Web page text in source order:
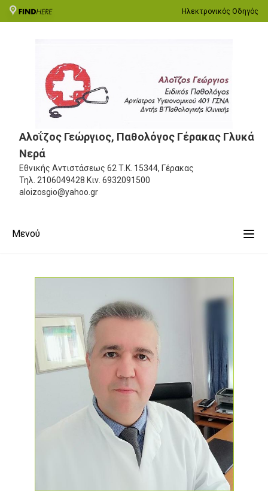
Ηλεκτρονικός Οδηγός
Αλοΐζος Γεώργιος, Παθολόγος Γέρακας Γλυκά
Νερά
Εθνικής Αντιστάσεως 62 Τ.Κ. 15344, Γέρακας
Τηλ. 2106049428 Κιν. 6932091500
aloizosgio@yahoo.gr
Μενού